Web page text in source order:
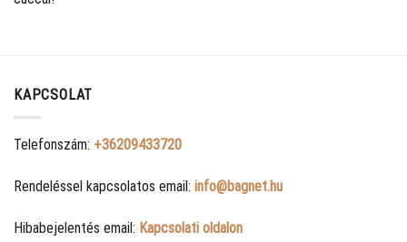
KAPCSOLAT
Telefonszám: +36209433720
Rendeléssel kapcsolatos email: info@bagnet.hu
Hibabejelentés email: Kapcsolati oldalon